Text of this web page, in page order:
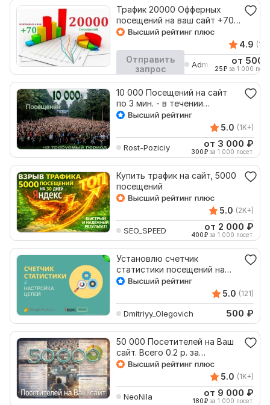
Кворк остановлен
Трафик 20000 Офферных
посещений на ваш сайт +70
ключевых слов
4.9
Отправить
запрос
AdminArti от 500
25₽ за 1 000
10 000 Посещений на сайт
по 3 мин. - в течении
требуемого Вам периода
5.0 (1K+)
Rost-Poziciy от 3 000 ₽
300₽ за 1 000 посет.
Купить трафик на сайт, 5000
посещений
5.0 (2K+)
SEO_SPEED от 2 000 ₽
400₽ за 1 000 посет.
Установлю счетчик
статистики посещений на
вашем сайте
5.0 (121)
Dmitriyy_Olegovich 500 ₽
50 000 Посетителей на Ваш
сайт. Всего 0.2 р. за
уникальное посещение
5.0 (1K+)
NeoNila от 9 000 ₽
180₽ за 1 000 посет.